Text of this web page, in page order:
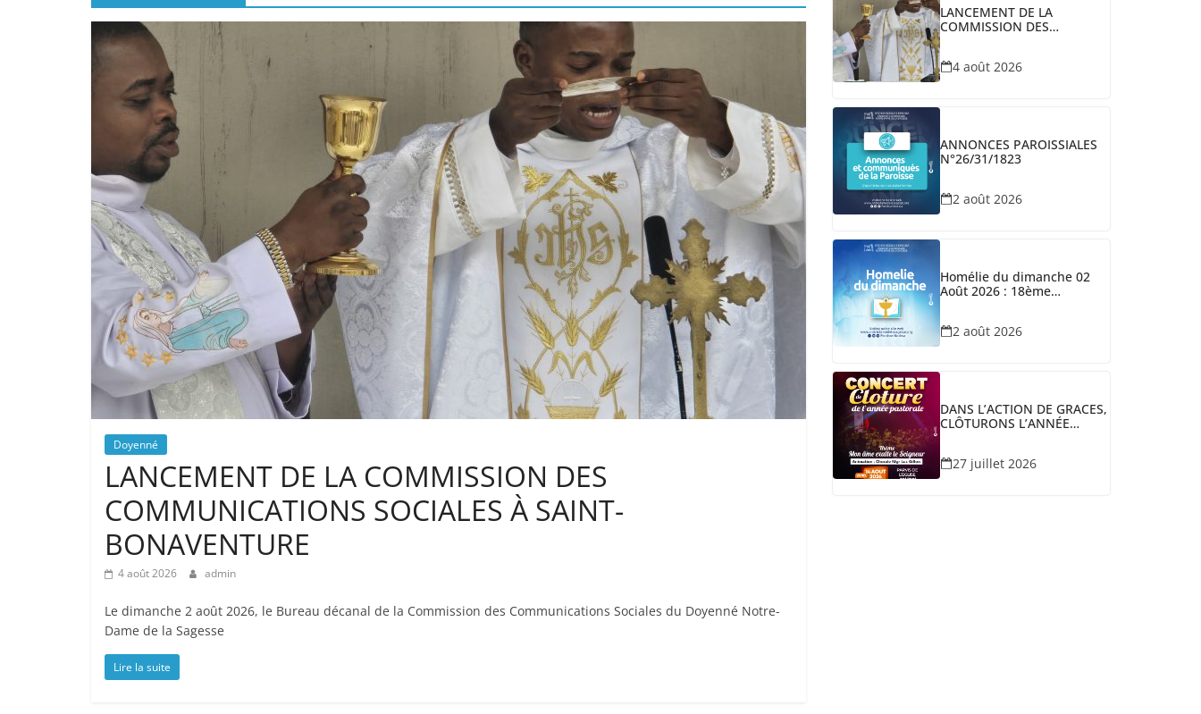
Doyenné
LANCEMENT DE LA COMMISSION DES
COMMUNICATIONS SOCIALES À SAINT-
BONAVENTURE
4 août 2026 admin
Le dimanche 2 août 2026, le Bureau décanal de la Commission des Communications Sociales du Doyenné Notre-
Dame de la Sagesse
Lire la suite
LANCEMENT DE LA
COMMISSION DES
BONAVENTURE
4 août 2026
ANNONCES PAROISSIALES
N°26/31/1823
2 août 2026
Homélie du dimanche 02
Août 2026 : 18ème
2 août 2026
DANS L’ACTION DE GRACES,
CLÔTURONS L’ANNÉE
27 juillet 2026